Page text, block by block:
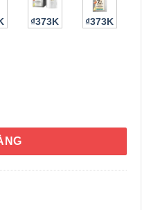
₫373K ₫373K
Effects Whip Active